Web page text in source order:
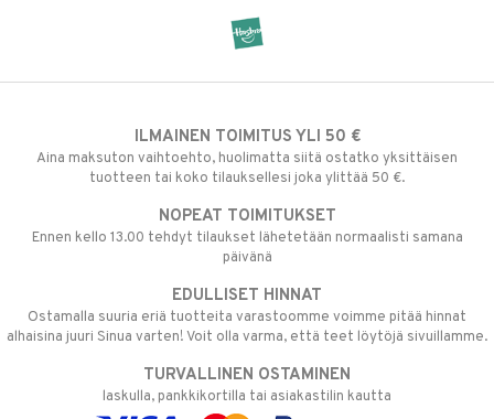
ILMAINEN TOIMITUS YLI 50 €
Aina maksuton vaihtoehto, huolimatta siitä ostatko yksittäisen
tuotteen tai koko tilauksellesi joka ylittää 50 €.
NOPEAT TOIMITUKSET
Ennen kello 13.00 tehdyt tilaukset lähetetään normaalisti samana
päivänä
EDULLISET HINNAT
Ostamalla suuria eriä tuotteita varastoomme voimme pitää hinnat
alhaisina juuri Sinua varten! Voit olla varma, että teet löytöjä sivuillamme.
TURVALLINEN OSTAMINEN
laskulla, pankkikortilla tai asiakastilin kautta